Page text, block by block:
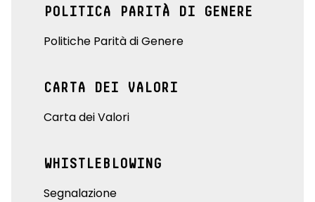
POLITICA PARITÀ DI GENERE
Politiche Parità di Genere
CARTA DEI VALORI
Carta dei Valori
WHISTLEBLOWING
Segnalazione